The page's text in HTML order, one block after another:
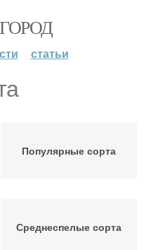
статьи
Популярные сорта
Среднеспелые сорта